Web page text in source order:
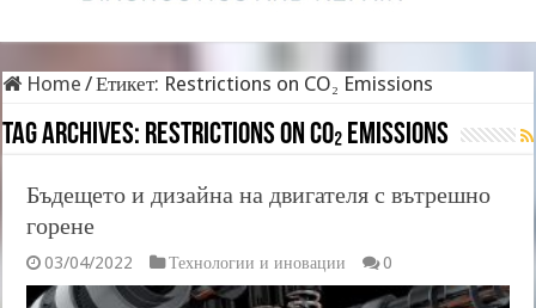
Home /Етикет: Restrictions on CO₂ Emissions
Tag Archives: Restrictions on CO₂ Emissions
Бъдещето и дизайна на двигателя с вътрешно
горене
03/04/2022 Технологии и иновации 0